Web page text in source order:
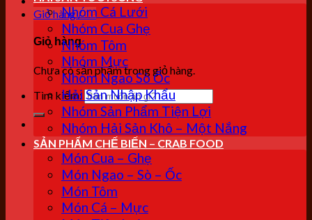
Giỏ hàng /0₫
Giỏ hàng
Chưa có sản phẩm trong giỏ hàng.
Tìm kiếm:
Nhóm Cá Lưới
Nhóm Cua Ghẹ
Nhóm Tôm
Nhóm Mực
Nhóm Ngao Sò Ốc
Hải Sản Nhập Khẩu
Nhóm Sản Phẩm Tiện Lợi
Nhóm Hải Sản Khô – Một Nắng
SẢN PHẨM CHẾ BIẾN – CRAB FOOD
Món Cua – Ghẹ
Món Ngao – Sò – Ốc
Món Tôm
Món Cá – Mực